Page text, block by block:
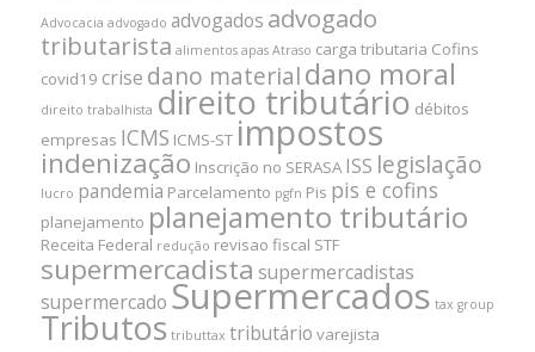
Advocacia advogado advogados advogado
tributarista alimentos apas Atraso carga tributaria Cofins
covid19 crise dano materialdano moral
direito trabalhista direito tributário débitos
empresas ICMS ICMS-ST impostos
indenização Inscrição no SERASA ISS legislação
lucro pandemia Parcelamento pgfn Pis pis e cofins
planejamento planejamento tributário
Receita Federal redução revisao fiscal STF
supermercadista supermercadistas
supermercado Supermercados tax group
Tributos tributtax tributário varejista